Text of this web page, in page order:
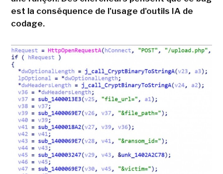
est la conséquence de l'usage d'outils IA de
codage.